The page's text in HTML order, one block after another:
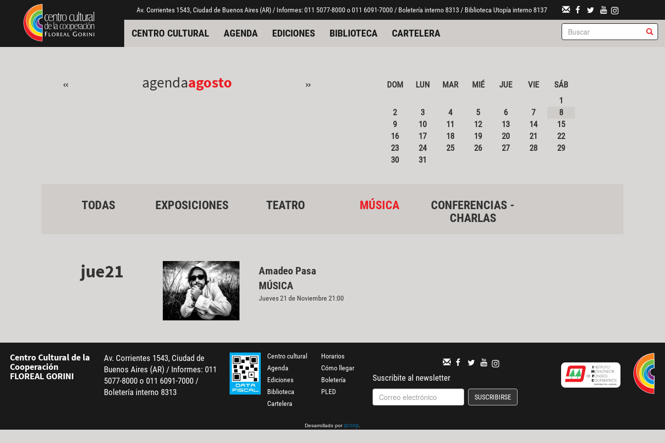
Pasar al contenido principal
Jump to main content Av. Corrientes 1543, Ciudad de Buenos Aires (AR) / Informes: 011 5077-8000 o 011 6091-7000 / Boletería interno 8313 / Biblioteca Utopía interno 8137
CENTRO CULTURAL AGENDA EDICIONES BIBLIOTECA CARTELERA
« agendaagosto » DOM LUN MAR MIÉ JUE VIE
SÁB
1
2
3 4 5 6 7
8
9
10 11 12 13 14
15
16
17 18 19 20 21
22
23
24 25 26 27 28
29
30
31
TODAS EXPOSICIONES TEATRO MÚSICA
CONFERENCIAS -
CHARLAS
jue21
Amadeo Pasa
MÚSICA
Jueves 21 de Noviembre 21:00
Centro Cultural de la
Cooperación
FLOREAL GORINI
Av. Corrientes 1543, Ciudad de
Buenos Aires (AR) / Informes: 011
5077-8000 o 011 6091-7000 /
Boletería interno 8313
Centro cultural
Agenda
Ediciones
Biblioteca
Cartelera
Horarios
Cómo llegar
Boletería
PLED
Suscribite al newsletter
SUSCRIBIRSE
Desarrollado por gcoop